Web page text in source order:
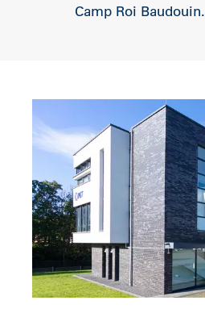
Camp Roi Baudouin.